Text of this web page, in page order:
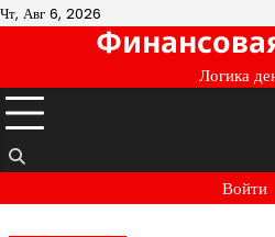
Перейти
Чт, Авг 6, 2026
Логика
Войти